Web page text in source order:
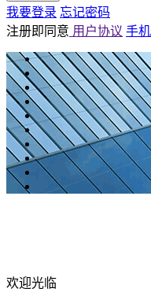
我要登录 忘记密码
注册即同意 用户协议 手
欢迎光临